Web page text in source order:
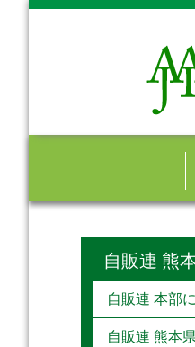
自販連 熊
自販連 本部
自販連 熊本